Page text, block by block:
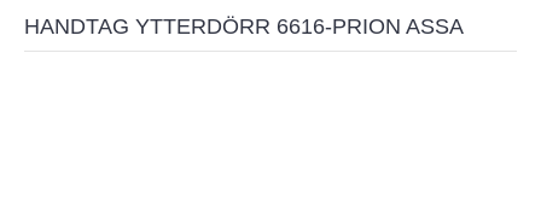
HANDTAG YTTERDÖRR 6616-PRION ASSA